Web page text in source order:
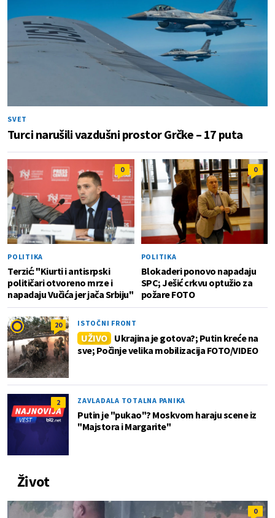
SVET
Turci narušili vazdušni prostor Grčke – 17 puta
0
POLITIKA
Terzić: "Kiurti i antisrpski
političari otvoreno mrze i
napadaju Vučića jer jača Srbiju"
0
POLITIKA
Blokaderi ponovo napadaju
SPC; Ješić crkvu optužio za
požare FOTO
20 ISTOČNI FRONT
UŽIVO
Ukrajina je gotova?; Putin kreće na
sve; Počinje velika mobilizacija FOTO/VIDEO
2 ZAVLADALA TOTALNA PANIKA
Putin je "pukao"? Moskvom haraju scene iz
"Majstora i Margarite"
Život
0